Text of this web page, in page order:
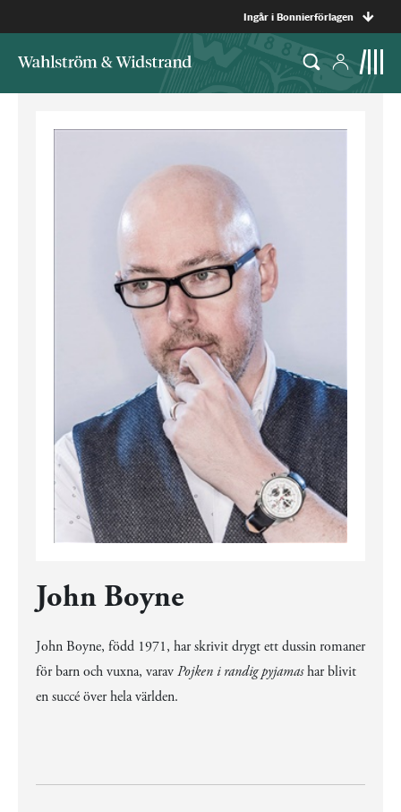
Ingår i Bonnierförlagen
John Boyne
John Boyne, född 1971, har skrivit drygt ett dussin romaner
för barn och vuxna, varavPojken i randig pyjamashar blivit
en succé över hela världen.